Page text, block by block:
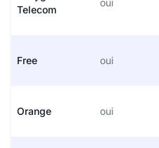
Telecom
oui
Free oui
Orange oui